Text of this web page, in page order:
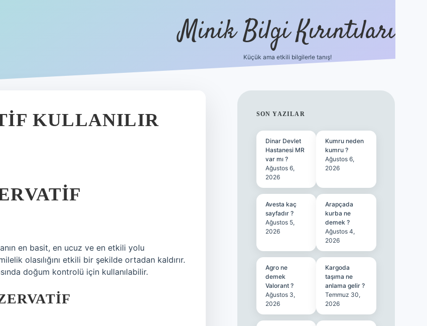
Minik Bilgi Kırıntıları
Küçük ama etkili bilgilerle tanış!
KULLANILIR
en basit, en ucuz ve en etkili yolu
olasılığını etkili bir şekilde ortadan kaldırır.
doğum kontrolü için kullanılabilir.
SIDEBAR
SON YAZILAR
Dinar Devlet
Hastanesi MR
var mı ?
Ağustos 6,
2026
Kumru neden
kumru ?
Ağustos 6,
2026
Avesta kaç
sayfadır ?
Ağustos 5,
2026
Arapçada
kurba ne
demek ?
Ağustos 4,
2026
Agro ne
demek
Valorant ?
Ağustos 3,
2026
Kargoda
taşıma ne
anlama gelir ?
Temmuz 30,
2026
ilbet